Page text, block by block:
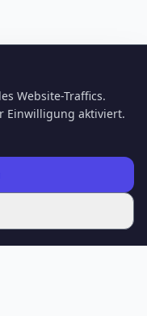
Website-Traffics.
Einwilligung aktiviert.